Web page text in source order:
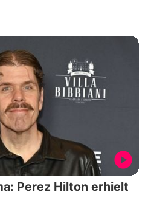
Perez Hilton erhielt